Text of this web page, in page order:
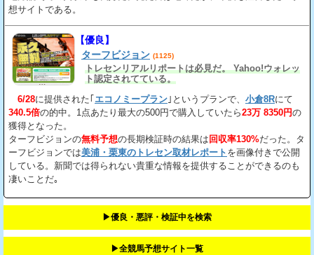
想サイトである。
【優良】
ターフビジョン (1125)
トレセンリアルリポートは必見だ。 Yahoo!ウォレッ
ト認定されてている。
6/28に提供された｢ エコノミープラン ｣というプランで、 小倉8Rにて
340.5倍の的中。1点あたり最大の500円で購入していたら23万 8350円の
獲得となった。
ターフビジョンの無料予想の長期検証時の結果は 回収率130%だった。タ
ーフビジョンでは美浦・栗東のトレセン取材レポート を画像付きで公開
している。新聞では得られない貴重な情報を提供することができるのも
凄いことだ｡
▶︎優良・悪評・検証中を検索
▶︎全競馬予想サイト一覧